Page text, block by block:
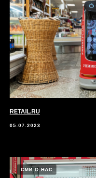
RETAIL.RU
05.07.2023
СМИ О НАС